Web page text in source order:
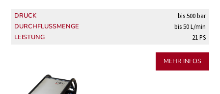
DRUCK bis 500 bar
DURCHFLUSSMENGE bis 50 L/min
LEISTUNG 21 PS
MEHR INFOS